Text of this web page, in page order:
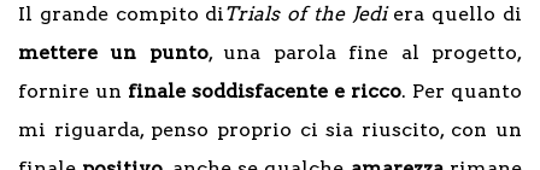
Il grande compito diTrials of the Jediera quello di
mettere un punto, una parola fine al progetto,
fornire un finale soddisfacente e ricco. Per quanto
mi riguarda, penso proprio ci sia riuscito, con un